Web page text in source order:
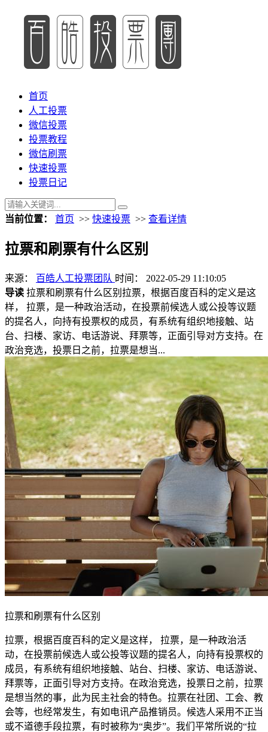
首页
人工投票
微信投票
投票教程
微信刷票
快速投票
投票日记
当前位置： 首页 >> 快速投票 >> 查看详情
拉票和刷票有什么区别
来源： 百皓人工投票团队 时间： 2022-05-29 11:10:05
导读 拉票和刷票有什么区别拉票，根据百度百科的定义是这
样， 拉票，是一种政治活动，在投票前候选人或公投等议题
的提名人，向持有投票权的成员，有系统有组织地接触、站
台、扫楼、家访、电话游说、拜票等，正面引导对方支持。在
政治竞选，投票日之前，拉票是想当...
拉票和刷票有什么区别
拉票，根据百度百科的定义是这样， 拉票，是一种政治活
动，在投票前候选人或公投等议题的提名人，向持有投票权的
成员，有系统有组织地接触、站台、扫楼、家访、电话游说、
拜票等，正面引导对方支持。在政治竞选，投票日之前，拉票
是想当然的事，此为民主社会的特色。拉票在社团、工会、教
会等，也经常发生，有如电讯产品推销员。候选人采用不正当
或不道德手段拉票，有时被称为“奥步”。我们平常所说的“拉